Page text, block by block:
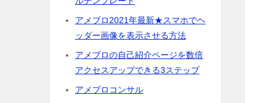
アメブロ2021年最新★スマホでヘ
ッダー画像を表示させる方法
アメブロの自己紹介ページを数倍
アクセスアップできる3ステップ
アメブロコンサル